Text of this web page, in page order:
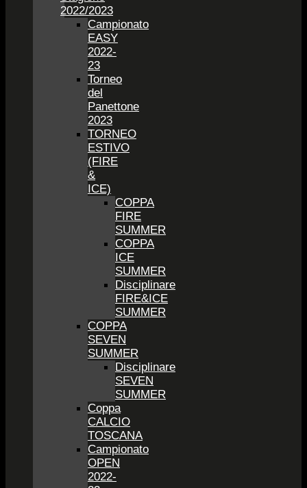
2022/2023
Campionato
EASY
2022-
23
Torneo
del
Panettone
2023
TORNEO
ESTIVO
(FIRE
&
ICE)
COPPA
FIRE
SUMMER
COPPA
ICE
SUMMER
Disciplinare
FIRE&ICE
SUMMER
COPPA
SEVEN
SUMMER
Disciplinare
SEVEN
SUMMER
Coppa
CALCIO
TOSCANA
Campionato
OPEN
2022-